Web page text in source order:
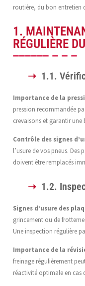
routière, du bon entretien
1.
RÉGULIÈRE
1.1.
Importance de la
pression recommandée
crevaisons et garantir une
Contrôle des signes
l’usure de vos pneus.
doivent être remplacés
1.2.
Signes d’usure des
grincement ou de
Une inspection régulière
Importance de la
freinage régulièrement
réactivité optimale en cas